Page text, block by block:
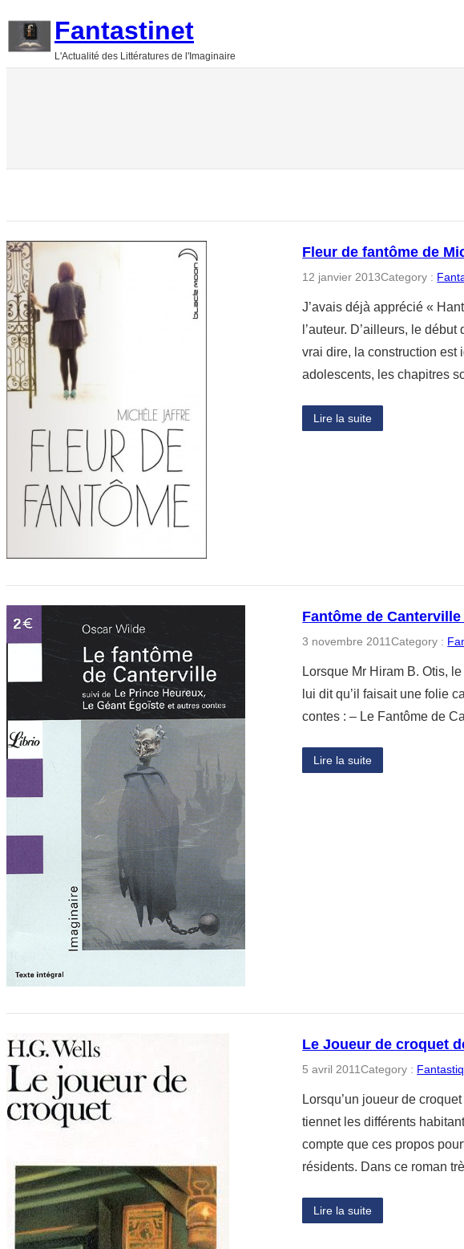
Fantastinet
L'Actualité des Littératures de l'Imaginaire
Fleur de fantôme de
12 janvier 2013Category :
J’avais déjà apprécié «
l’auteur. D’ailleurs, le
vrai dire, la construction est
adolescents, les chapitres
Lire la suite
Fantôme de
3 novembre 2011Category :
Lorsque Mr Hiram B. Otis,
lui dit qu’il faisait une folie
contes : – Le Fantôme de
Lire la suite
Le Joueur de croquet
5 avril 2011Category :
Lorsqu’un joueur de
tiennet les différents
compte que ces propos
résidents. Dans ce roman
Lire la suite